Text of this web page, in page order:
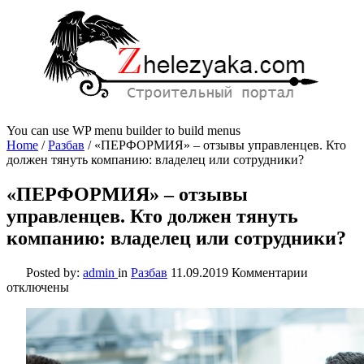
You can use WP menu builder to build menus
Home /Разбав / «ПЕРФОРМИЯ» – отзывы управленцев. Кто
должен тянуть компанию: владелец или сотрудники?
«ПЕРФОРМИЯ» – отзывы
управленцев. Кто должен тянуть
компанию: владелец или сотрудники?
Posted by: admin in Разбав 11.09.2019 Комментарии
Кто
отключены